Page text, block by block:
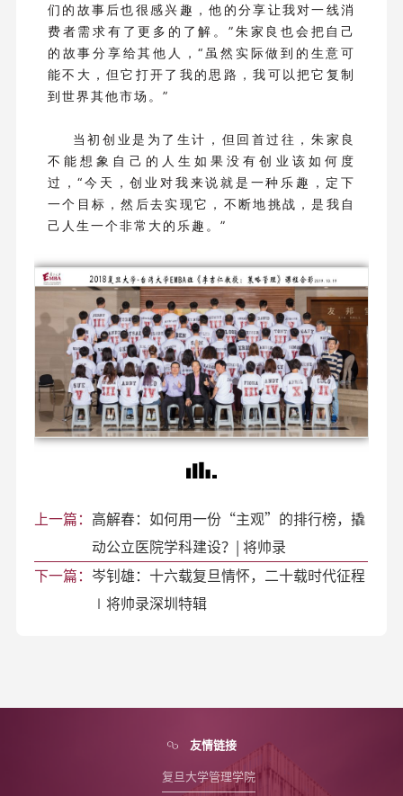
们的故事后也很感兴趣，他的分享让我对一线消
费者需求有了更多的了解。”朱家良也会把自己
的故事分享给其他人，“虽然实际做到的生意可
能不大，但它打开了我的思路，我可以把它复制
到世界其他市场。”
当初创业是为了生计，但回首过往，朱家良
不能想象自己的人生如果没有创业该如何度
过，“今天，创业对我来说就是一种乐趣，定下
一个目标，然后去实现它，不断地挑战，是我自
己人生一个非常大的乐趣。”
上一篇： 高解春：如何用一份“主观”的排行榜，撬
动公立医院学科建设？| 将帅录
下一篇： 岑钊雄：十六载复旦情怀，二十载时代征程
∣将帅录深圳特辑
友情链接
复旦大学管理学院